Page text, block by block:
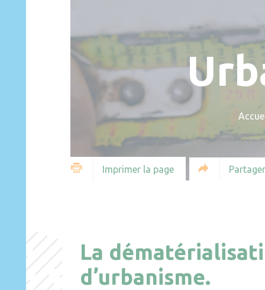
Imprimer la page
La
d’urbanisme.